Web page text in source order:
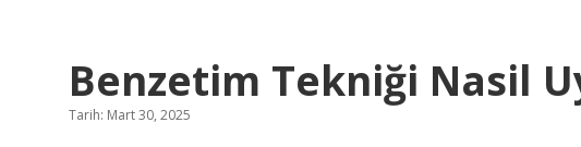
Benzetim Tekniği Nasil
Tarih: Mart 30, 2025